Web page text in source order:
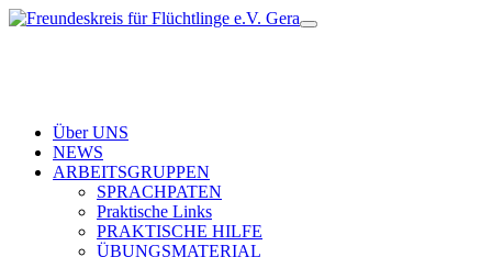
Über UNS
NEWS
ARBEITSGRUPPEN
SPRACHPATEN
Praktische Links
PRAKTISCHE HILFE
ÜBUNGSMATERIAL